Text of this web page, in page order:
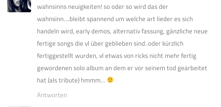
wahnsinns neuigkeiten! so oder so wird das der
wahnsinn….bleibt spannend um welche art lieder es sich
handeln wird, early demos, alternativ fassung, gänzliche neue
fertige songs die vl über geblieben sind..oder kürzlich
fertiggestellt wurden, vl etwas von ricks nicht mehr fertig
gewordenen solo album an dem er vor seinem tod gearbeitet
hat (als tribute) hmmm…
Antworten